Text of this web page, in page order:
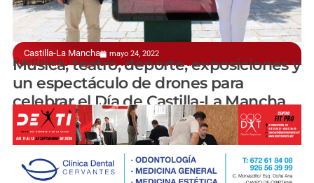
Castilla-La Mancha mayo 24, 2022
Puertollano cogerá esta conmemoración
Música, teatro, deporte, exposiciones y
un espectáculo de drones para
celebrar el Día de Castilla-La Mancha
manchainformacion.com